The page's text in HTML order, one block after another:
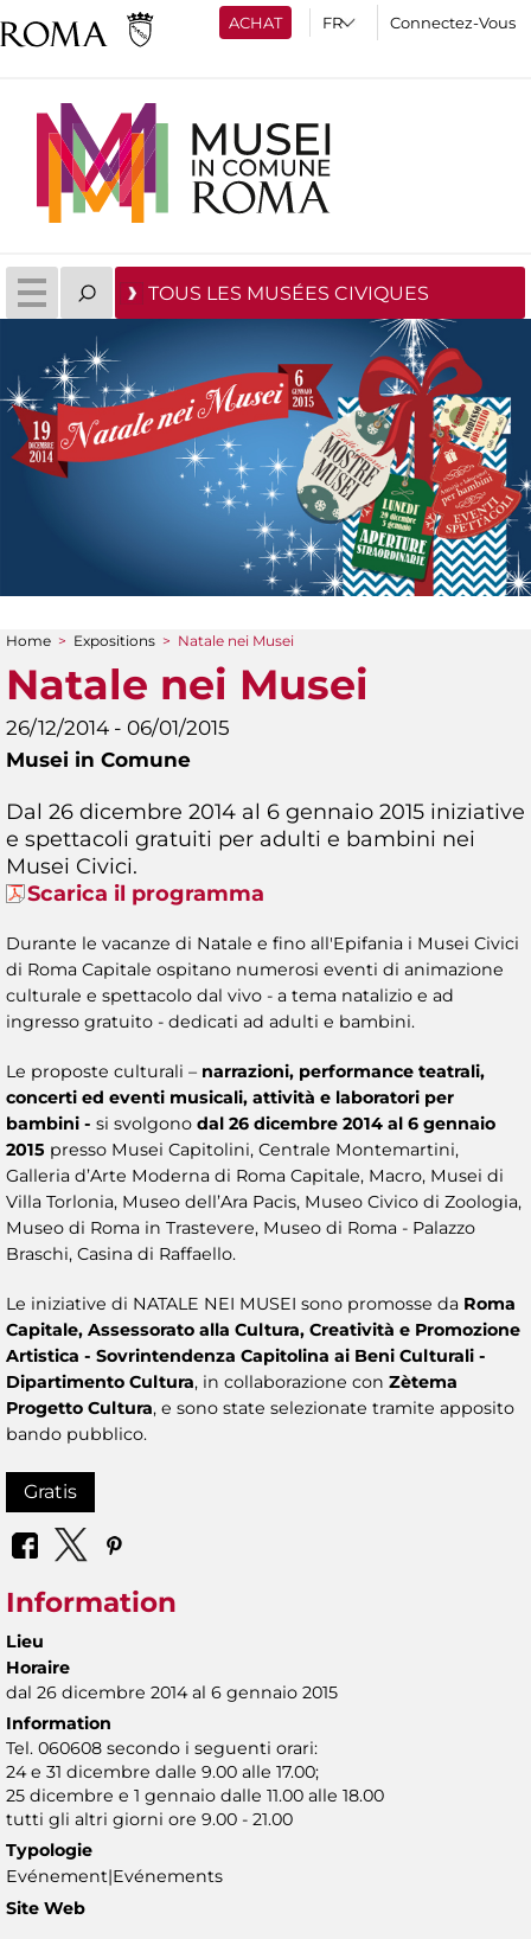
ACHAT Connectez-Vous
TOUS LES MUSÉES CIVIQUES
You are here
Home > Expositions > Natale nei Musei
Natale nei Musei
26/12/2014 - 06/01/2015
Musei in Comune
Dal 26 dicembre 2014 al 6 gennaio 2015 iniziative
e spettacoli gratuiti per adulti e bambini nei
Musei Civici.
Scarica il programma
Durante le vacanze di Natale e fino all'Epifania i Musei Civici
di Roma Capitale ospitano numerosi eventi di animazione
culturale e spettacolo dal vivo - a tema natalizio e ad
ingresso gratuito - dedicati ad adulti e bambini.
Le proposte culturali – narrazioni, performance teatrali,
concerti ed eventi musicali, attività e laboratori per
bambini - si svolgono dal 26 dicembre 2014 al 6 gennaio
2015 presso Musei Capitolini, Centrale Montemartini,
Galleria d’Arte Moderna di Roma Capitale, Macro, Musei di
Villa Torlonia, Museo dell’Ara Pacis, Museo Civico di Zoologia,
Museo di Roma in Trastevere, Museo di Roma - Palazzo
Braschi, Casina di Raffaello.
Le iniziative di NATALE NEI MUSEI sono promosse da Roma
Capitale, Assessorato alla Cultura, Creatività e Promozione
Artistica - Sovrintendenza Capitolina ai Beni Culturali -
Dipartimento Cultura, in collaborazione con Zètema
Progetto Cultura, e sono state selezionate tramite apposito
bando pubblico.
Gratis
Information
Lieu
Horaire
dal 26 dicembre 2014 al 6 gennaio 2015
Information
Tel. 060608 secondo i seguenti orari:
24 e 31 dicembre dalle 9.00 alle 17.00;
25 dicembre e 1 gennaio dalle 11.00 alle 18.00
tutti gli altri giorni ore 9.00 - 21.00
Typologie
Evénement|Evénements
Site Web